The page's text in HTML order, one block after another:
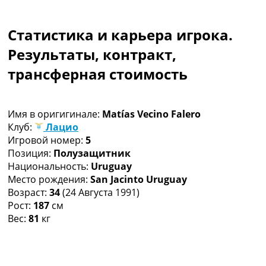
Чемпионат Мира
Украина. Премьер-Лига
Украина. Первая Лига
Лига Чемпионов
Другие Турниры >>>
Таблицы
Таблицы групп Чемпионата Мира
Украина. Премьер-Лига
Украина. Первая Лига
Лига Чемпионов. Таблицы групп
Англия. Премьер-Лига
Испания. Ла Лига
Статистика и карьера игрока.
Результаты, контракт,
трансферная стоимость
Имя в оригигинале: Matías Vecino Falero
Клуб:
Лацио
Игровой номер: 5
Позиция: Полузащитник
Национальность: Uruguay
Место рождения: San Jacinto Uruguay
Возраст: 34(24 Августа 1991)
Рост: 187 см
Вес: 81 кг